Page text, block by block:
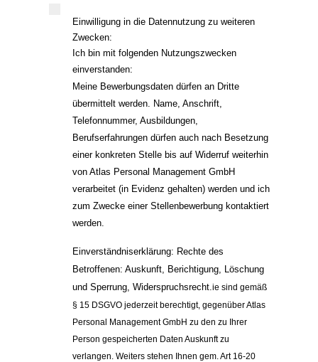
Einwilligung in die Datennutzung zu weiteren
Zwecken:
Ich bin mit folgenden Nutzungszwecken
einverstanden:
Meine Bewerbungsdaten dürfen an Dritte
übermittelt werden. Name, Anschrift,
Telefonnummer, Ausbildungen,
Berufserfahrungen dürfen auch nach Besetzung
einer konkreten Stelle bis auf Widerruf weiterhin
von Atlas Personal Management GmbH
verarbeitet (in Evidenz gehalten) werden und ich
zum Zwecke einer Stellenbewerbung kontaktiert
werden.
Einverständniserklärung: Rechte des
Betroffenen: Auskunft, Berichtigung, Löschung
und Sperrung, Widerspruchsrecht.ie sind gemäß
§ 15 DSGVO jederzeit berechtigt, gegenüber Atlas
Personal Management GmbH zu den zu Ihrer
Person gespeicherten Daten Auskunft zu
verlangen. Weiters stehen Ihnen gem. Art 16-20